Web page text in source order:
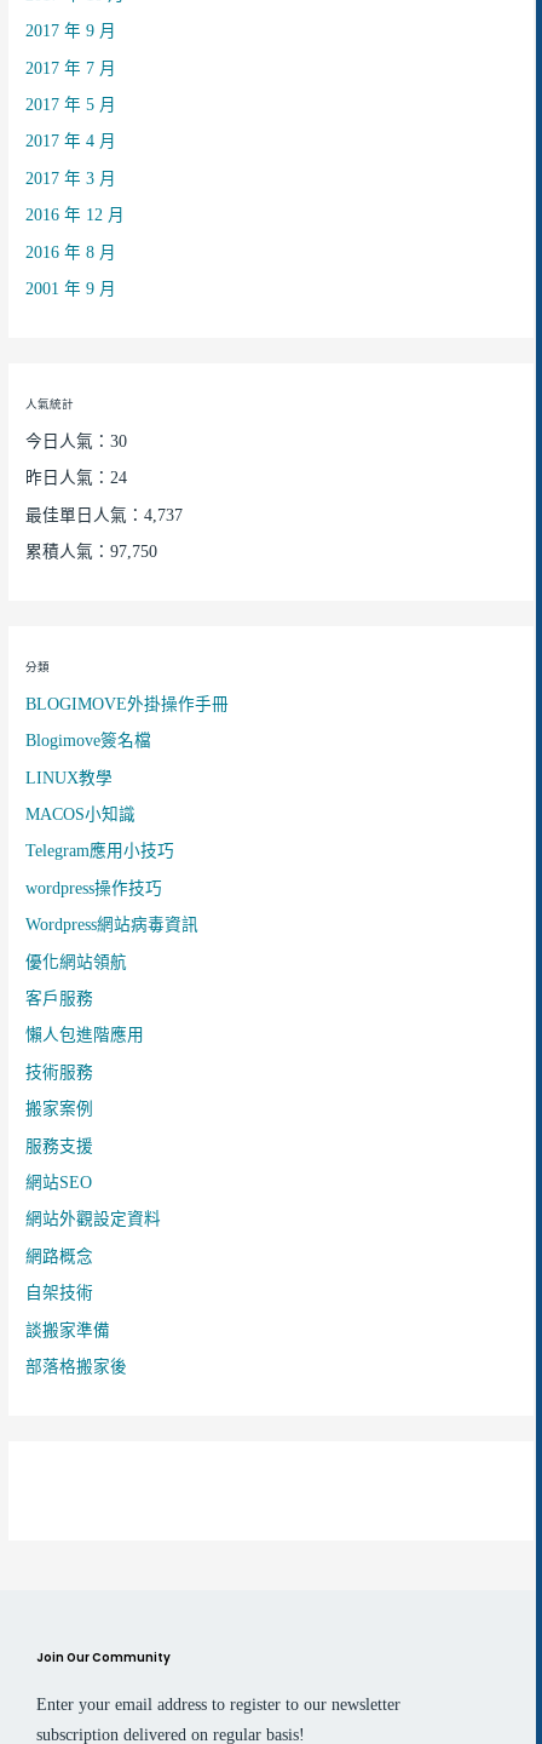
2017 年 9 月
2017 年 7 月
2017 年 5 月
2017 年 4 月
2017 年 3 月
2016 年 12 月
2016 年 8 月
2001 年 9 月
人氣統計
今日人氣：30
昨日人氣：24
最佳單日人氣：4,737
累積人氣：97,750
分類
BLOGIMOVE外掛操作手冊
Blogimove簽名檔
LINUX教學
MACOS小知識
Telegram應用小技巧
wordpress操作技巧
Wordpress網站病毒資訊
優化網站領航
客戶服務
懶人包進階應用
技術服務
搬家案例
服務支援
網站SEO
網站外觀設定資料
網路概念
自架技術
談搬家準備
部落格搬家後
Join Our Community
Enter your email address to register to our newsletter
subscription delivered on regular basis!